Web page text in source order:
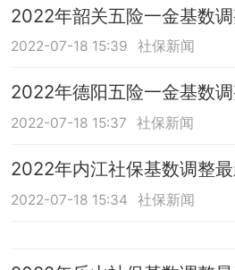
2022年韶关五险一金基数
2022-07-18 15:39 社保新闻
2022年德阳五险一金基数
2022-07-18 15:37 社保新闻
2022年内江社保基数调整
2022-07-18 15:34 社保新闻